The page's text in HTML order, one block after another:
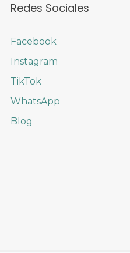
Redes Sociales
Facebook
Instagram
TikTok
WhatsApp
Blog